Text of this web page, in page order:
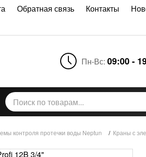
Обратная связь Контакты
Пн-Вс: 09:00 -
контроля протечки воды Neptun / Краны с